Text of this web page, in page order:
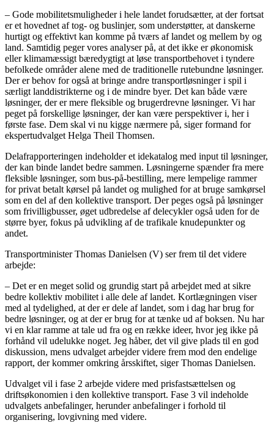
– Gode mobilitetsmuligheder i hele landet forudsætter, at der fortsat
er et hovednet af tog- og buslinjer, som understøtter, at danskerne
hurtigt og effektivt kan komme på tværs af landet og mellem by og
land. Samtidig peger vores analyser på, at det ikke er økonomisk
eller klimamæssigt bæredygtigt at løse transportbehovet i tyndere
befolkede områder alene med de traditionelle rutebundne løsninger.
Der er behov for også at bringe andre transportløsninger i spil i
særligt landdistrikterne og i de mindre byer. Det kan både være
løsninger, der er mere fleksible og brugerdrevne løsninger. Vi har
peget på forskellige løsninger, der kan være perspektiver i, her i
første fase. Dem skal vi nu kigge nærmere på, siger formand for
ekspertudvalget Helga Theil Thomsen.
Delafrapporteringen indeholder et idekatalog med input til løsninger,
der kan binde landet bedre sammen. Løsningerne spænder fra mere
fleksible løsninger, som bus-på-bestilling, mere lempelige rammer
for privat betalt kørsel på landet og mulighed for at bruge samkørsel
som en del af den kollektive transport. Der peges også på løsninger
som frivilligbusser, øget udbredelse af delecykler også uden for de
større byer, fokus på udvikling af de trafikale knudepunkter og
andet.
Transportminister Thomas Danielsen (V) ser frem til det videre
arbejde:
– Det er en meget solid og grundig start på arbejdet med at sikre
bedre kollektiv mobilitet i alle dele af landet. Kortlægningen viser
med al tydelighed, at der er dele af landet, som i dag har brug for
bedre løsninger, og at der er brug for at tænke ud af boksen. Nu har
vi en klar ramme at tale ud fra og en række ideer, hvor jeg ikke på
forhånd vil udelukke noget. Jeg håber, det vil give plads til en god
diskussion, mens udvalget arbejder videre frem mod den endelige
rapport, der kommer omkring årsskiftet, siger Thomas Danielsen.
Udvalget vil i fase 2 arbejde videre med prisfastsættelsen og
driftsøkonomien i den kollektive transport. Fase 3 vil indeholde
udvalgets anbefalinger, herunder anbefalinger i forhold til
organisering, lovgivning med videre.